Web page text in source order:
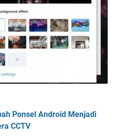
Ponsel Android Menjadi
CCTV